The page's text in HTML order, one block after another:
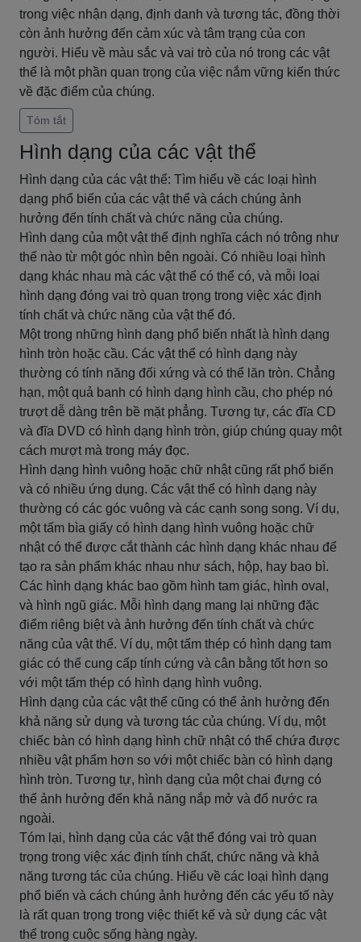
trong việc nhận dạng, định danh và tương tác, đồng thời
còn ảnh hưởng đến cảm xúc và tâm trạng của con
người. Hiểu về màu sắc và vai trò của nó trong các vật
thể là một phần quan trọng của việc nắm vững kiến thức
về đặc điểm của chúng.
Tóm tắt
Hình dạng của các vật thể
Hình dạng của các vật thể: Tìm hiểu về các loại hình
dạng phổ biến của các vật thể và cách chúng ảnh
hưởng đến tính chất và chức năng của chúng.
Hình dạng của một vật thể định nghĩa cách nó trông như
thế nào từ một góc nhìn bên ngoài. Có nhiều loại hình
dạng khác nhau mà các vật thể có thể có, và mỗi loại
hình dạng đóng vai trò quan trọng trong việc xác định
tính chất và chức năng của vật thể đó.
Một trong những hình dạng phổ biến nhất là hình dạng
hình tròn hoặc cầu. Các vật thể có hình dạng này
thường có tính năng đối xứng và có thể lăn tròn. Chẳng
hạn, một quả banh có hình dạng hình cầu, cho phép nó
trượt dễ dàng trên bề mặt phẳng. Tương tự, các đĩa CD
và đĩa DVD có hình dạng hình tròn, giúp chúng quay một
cách mượt mà trong máy đọc.
Hình dạng hình vuông hoặc chữ nhật cũng rất phổ biến
và có nhiều ứng dụng. Các vật thể có hình dạng này
thường có các góc vuông và các cạnh song song. Ví dụ,
một tấm bìa giấy có hình dạng hình vuông hoặc chữ
nhật có thể được cắt thành các hình dạng khác nhau để
tạo ra sản phẩm khác nhau như sách, hộp, hay bao bì.
Các hình dạng khác bao gồm hình tam giác, hình oval,
và hình ngũ giác. Mỗi hình dạng mang lại những đặc
điểm riêng biệt và ảnh hưởng đến tính chất và chức
năng của vật thể. Ví dụ, một tấm thép có hình dạng tam
giác có thể cung cấp tính cứng và cân bằng tốt hơn so
với một tấm thép có hình dạng hình vuông.
Hình dạng của các vật thể cũng có thể ảnh hưởng đến
khả năng sử dụng và tương tác của chúng. Ví dụ, một
chiếc bàn có hình dạng hình chữ nhật có thể chứa được
nhiều vật phẩm hơn so với một chiếc bàn có hình dạng
hình tròn. Tương tự, hình dạng của một chai đựng có
thể ảnh hưởng đến khả năng nắp mở và đổ nước ra
ngoài.
Tóm lại, hình dạng của các vật thể đóng vai trò quan
trọng trong việc xác định tính chất, chức năng và khả
năng tương tác của chúng. Hiểu về các loại hình dạng
phổ biến và cách chúng ảnh hưởng đến các yếu tố này
là rất quan trọng trong việc thiết kế và sử dụng các vật
thể trong cuộc sống hàng ngày.